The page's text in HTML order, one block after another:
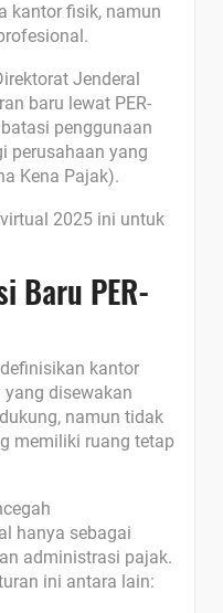
kantor fisik, namun
Jenderal
baru lewat PER-
penggunaan
perusahaan yang
Kena Pajak).
2025 ini untuk
Baru PER-
kantor
disewakan
namun tidak
memiliki ruang tetap
hanya sebagai
administrasi pajak.
ini antara lain: